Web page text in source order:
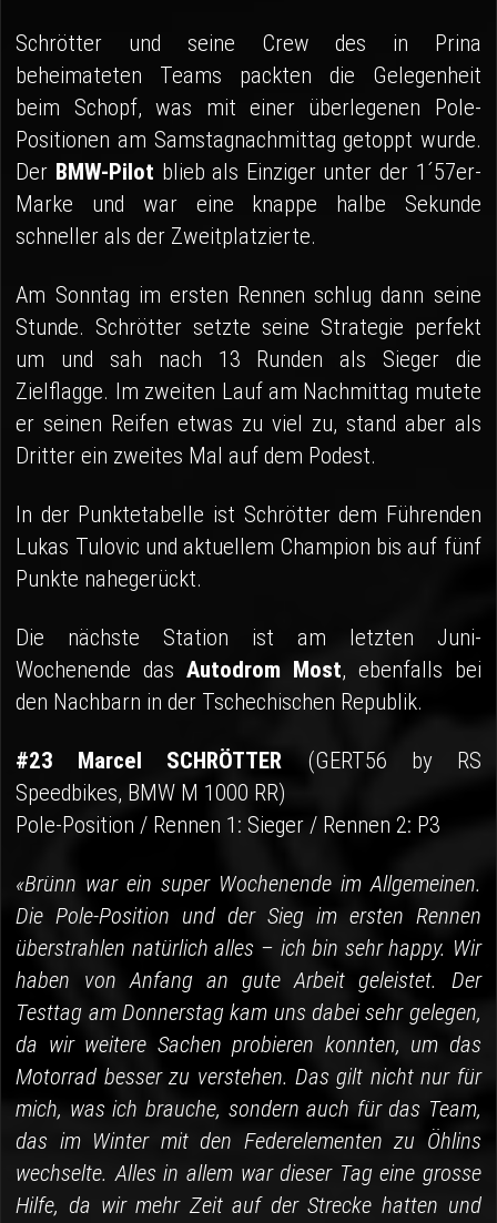
Schrötter und seine Crew des in Prina
beheimateten Teams packten die Gelegenheit
beim Schopf, was mit einer überlegenen Pole-
Positionen am Samstagnachmittag getoppt wurde.
Der BMW-Pilot blieb als Einziger unter der 1´57er-
Marke und war eine knappe halbe Sekunde
schneller als der Zweitplatzierte.
Am Sonntag im ersten Rennen schlug dann seine
Stunde. Schrötter setzte seine Strategie perfekt
um und sah nach 13 Runden als Sieger die
Zielflagge. Im zweiten Lauf am Nachmittag mutete
er seinen Reifen etwas zu viel zu, stand aber als
Dritter ein zweites Mal auf dem Podest.
In der Punktetabelle ist Schrötter dem Führenden
Lukas Tulovic und aktuellem Champion bis auf fünf
Punkte nahegerückt.
Die nächste Station ist am letzten Juni-
Wochenende dasAutodrom Most, ebenfalls bei
den Nachbarn in der Tschechischen Republik.
#23 Marcel SCHRÖTTER (GERT56 by RS
Speedbikes, BMW M 1000 RR)
Pole-Position / Rennen 1: Sieger / Rennen 2: P3
«Brünn war ein super Wochenende im Allgemeinen.
Die Pole-Position und der Sieg im ersten Rennen
überstrahlen natürlich alles – ich bin sehr happy. Wir
haben von Anfang an gute Arbeit geleistet. Der
Testtag am Donnerstag kam uns dabei sehr gelegen,
da wir weitere Sachen probieren konnten, um das
Motorrad besser zu verstehen. Das gilt nicht nur für
mich, was ich brauche, sondern auch für das Team,
das im Winter mit den Federelementen zu Öhlins
wechselte. Alles in allem war dieser Tag eine grosse
Hilfe, da wir mehr Zeit auf der Strecke hatten und